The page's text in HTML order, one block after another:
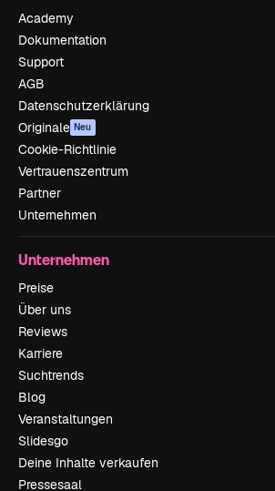
Academy
Dokumentation
Support
AGB
Datenschutzerklärung
Originale Neu
Cookie-Richtlinie
Vertrauenszentrum
Partner
Unternehmen
Unternehmen
Preise
Über uns
Reviews
Karriere
Suchtrends
Blog
Veranstaltungen
Slidesgo
Deine Inhalte verkaufen
Pressesaal